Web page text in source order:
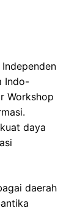
Indo-
Workshop
daya
daerah